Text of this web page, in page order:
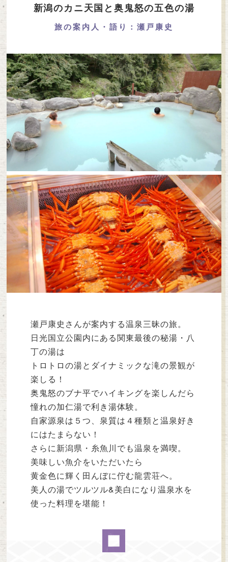
新潟のカニ天国と奥鬼怒の五色の湯
旅の案内人・語り：瀬戸康史
瀬戸康史さんが案内する温泉三昧の旅。
日光国立公園内にある関東最後の秘湯・八
丁の湯は
トロトロの湯とダイナミックな滝の景観が
楽しる！
奥鬼怒のブナ平でハイキングを楽しんだら
憧れの加仁湯で利き湯体験。
自家源泉は５つ、泉質は４種類と温泉好き
にはたまらない！
さらに新潟県・糸魚川でも温泉を満喫。
美味しい魚介をいただいたら
黄金色に輝く田んぼに佇む龍雲荘へ。
美人の湯でツルツル&美白になり温泉水を
使った料理を堪能！